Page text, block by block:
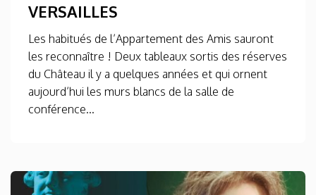
VERSAILLES
Les habitués de l’Appartement des Amis sauront
les reconnaître ! Deux tableaux sortis des réserves
du Château il y a quelques années et qui ornent
aujourd’hui les murs blancs de la salle de
conférence...